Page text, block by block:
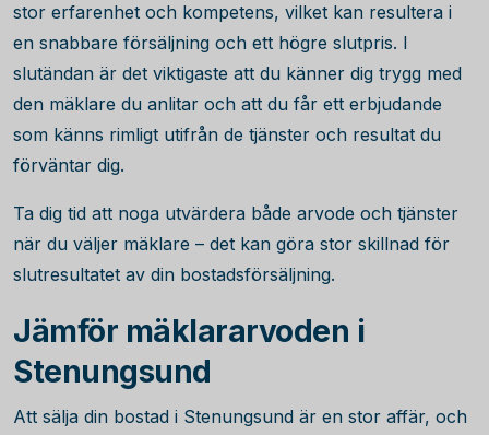
stor erfarenhet och kompetens, vilket kan resultera i
en snabbare försäljning och ett högre slutpris. I
slutändan är det viktigaste att du känner dig trygg med
den mäklare du anlitar och att du får ett erbjudande
som känns rimligt utifrån de tjänster och resultat du
förväntar dig.
Ta dig tid att noga utvärdera både arvode och tjänster
när du väljer mäklare – det kan göra stor skillnad för
slutresultatet av din bostadsförsäljning.
Jämför mäklararvoden i
Stenungsund
Att sälja din bostad i Stenungsund är en stor affär, och